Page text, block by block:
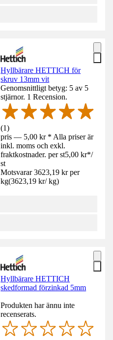
Hyllbärare HETTICH för
skruv 13mm vit
Genomsnittligt betyg: 5 av 5
stjärnor. 1 Recension.
(1)
pris — 5,00 kr * Alla priser är
inkl. moms och exkl.
fraktkostnader. per st5,00 kr*/
st
Motsvarar 3623,19 kr per
kg(3623,19 kr/ kg)
Hyllbärare HETTICH
skedformad förzinkad 5mm
Produkten har ännu inte
recenserats.